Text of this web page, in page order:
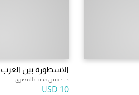
الاسطورة بين
د. حسين مجيب المصرى
10 USD